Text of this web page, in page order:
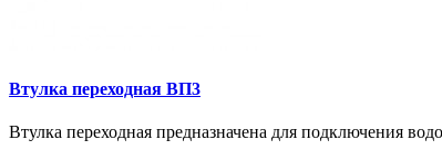
Втулка переходная ВП3
Втулка переходная предназначена для подключения